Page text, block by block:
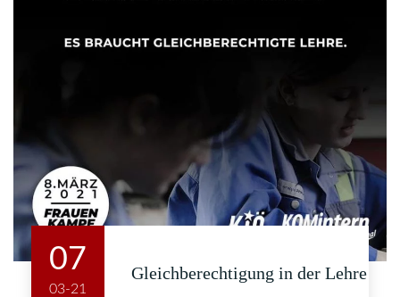
07
03-21
Gleichberechtigung in der Lehre